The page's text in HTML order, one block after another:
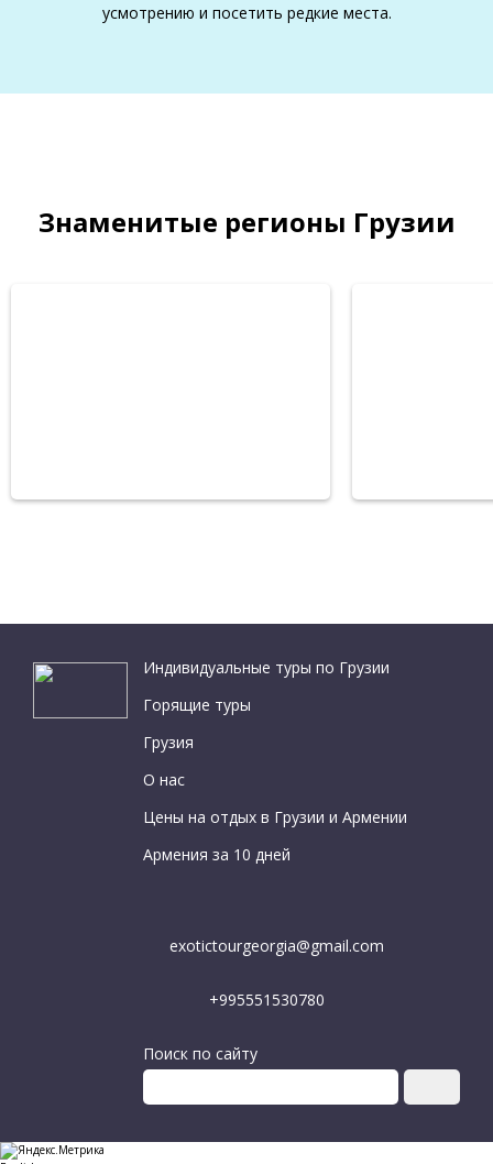
усмотрению и посетить редкие места.
Знаменитые регионы Грузии
Индивидуальные туры по Грузии
Горящие туры
Грузия
О нас
Цены на отдых в Грузии и Армении
Армения за 10 дней
exotictourgeorgia@gmail.com
+995551530780
Поиск по сайту